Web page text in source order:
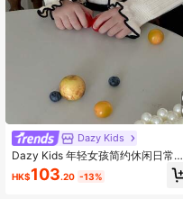
Dazy Kids
Dazy Kids 年轻女孩简约休闲日常长
袖毛衣
HK$103.20 -13%